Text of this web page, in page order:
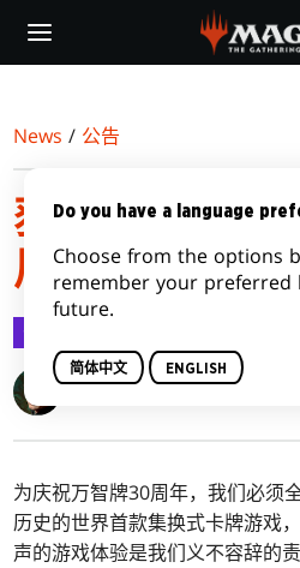
main
News / 公告
获取30周年版
周年盛事
Blake Rasmussen
为庆祝万智牌30周年，我们必须
历史的世界首款集换式卡牌游戏
声的游戏体验是我们义不容辞的
Do you have a language
Choose from the options
remember your preferred
future.
简体中文 ENGLISH